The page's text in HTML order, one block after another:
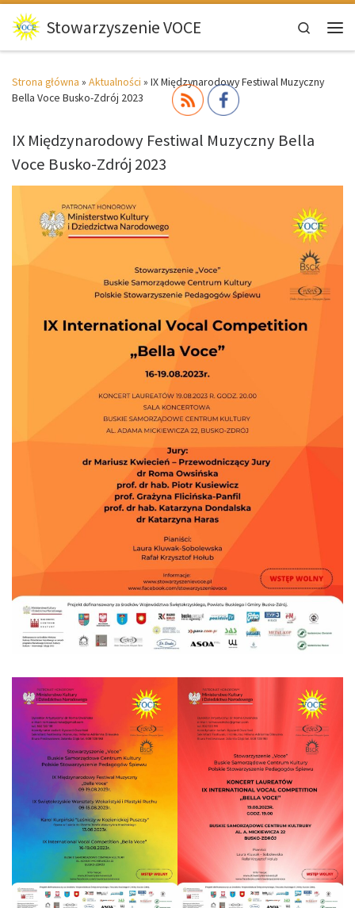
Przejdź do treści
Stowarzyszenie VOCE
Search
Strona główna » Aktualności » IX Międzynarodowy Festiwal Muzyczny
Bella Voce Busko-Zdrój 2023
IX Międzynarodowy Festiwal Muzyczny Bella
Voce Busko-Zdrój 2023